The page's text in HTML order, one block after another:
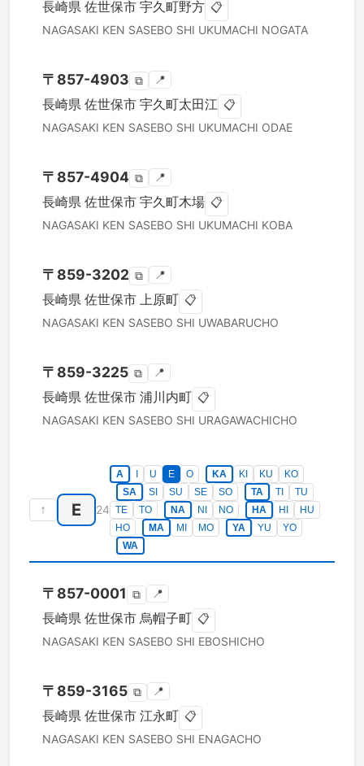
長崎県 佐世保市 宇久町野方 📋
NAGASAKI KEN SASEBO SHI UKUMACHI NOGATA
〒 857-4903 ⧉ 📍
長崎県 佐世保市 宇久町太田江 📋
NAGASAKI KEN SASEBO SHI UKUMACHI ODAE
〒 857-4904 ⧉ 📍
長崎県 佐世保市 宇久町木場 📋
NAGASAKI KEN SASEBO SHI UKUMACHI KOBA
〒 859-3202 ⧉ 📍
長崎県 佐世保市 上原町 📋
NAGASAKI KEN SASEBO SHI UWABARUCHO
〒 859-3225 ⧉ 📍
長崎県 佐世保市 浦川内町 📋
NAGASAKI KEN SASEBO SHI URAGAWACHICHO
↑ E 24
A U E O KA KI KU
KO
SA
SI SU SE SO TA TI
TU
TE
TO NA NI NO HA HI
HU
HO
MA MI MO YA YU
YO
WA
〒 857-0001 ⧉ 📍
長崎県 佐世保市 烏帽子町 📋
NAGASAKI KEN SASEBO SHI EBOSHICHO
〒 859-3165 ⧉ 📍
長崎県 佐世保市 江永町 📋
NAGASAKI KEN SASEBO SHI ENAGACHO